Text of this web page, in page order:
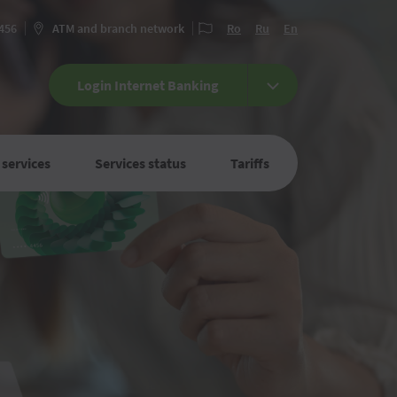
ATM and branch network Ro Ru En
Login Internet Banking
Services status Tariffs